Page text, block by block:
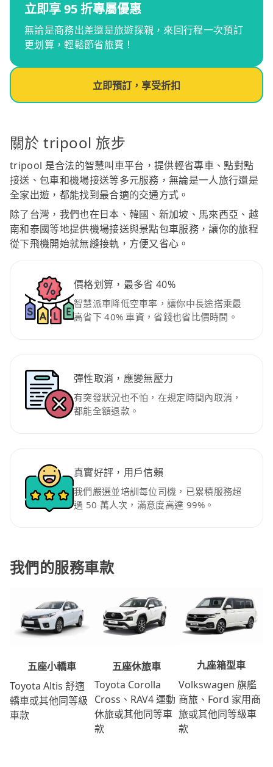
立即享 95 折專屬優惠
無論是商務出差還是旅遊探親，來回行程一次預訂
更划算，輕鬆節省旅費！
立即預訂，享受折扣
關於 tripool 旅步
tripool 是合法的智慧叫車平台，提供輕省專車、點對點
接送、包車和機場接送等多元服務，無論是一人旅行還是
全家出遊，都能找到最合適的交通方式。
除了台灣，我們也在日本、韓國、新加坡、馬來西亞、越
南和泰國等地提供機場接送與景點包車服務，讓你的旅程
從下飛機開始就無縫接軌，方便又省心。
價格划算，最多省 40%
智慧派車降低空車率，讓你中長途搭乘最
高省下 40% 車資，省錢也省比價時間。
彈性取消，應變無壓力
有突發狀況也不怕，在規定時間內取消，
都能全額退款。
真實好評，用戶信賴
我們嚴選並培訓每位司機，已累積服務超
過 50 萬人次，滿意度高達 99%。
我們的服務車款
五座小轎車
Toyota Altis 舒適
轎車或其他同等級
車款
五座休旅車
Toyota Corolla
Cross、RAV4 運動
休旅或其他同等車
款
九座箱型車
Volkswagen 旗艦
商旅、Ford 家用商
旅或其他同等級車
款